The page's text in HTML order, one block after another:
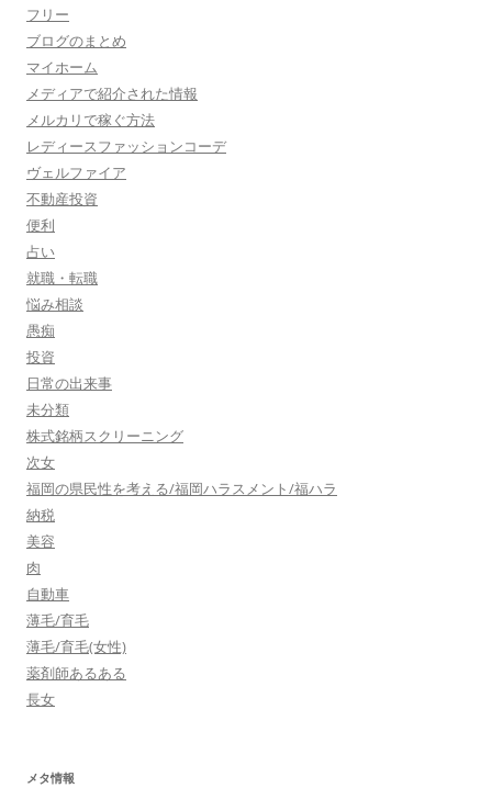
フリー
ブログのまとめ
マイホーム
メディアで紹介された情報
メルカリで稼ぐ方法
レディースファッションコーデ
ヴェルファイア
不動産投資
便利
占い
就職・転職
悩み相談
愚痴
投資
日常の出来事
未分類
株式銘柄スクリーニング
次女
福岡の県民性を考える/福岡ハラスメント/福ハラ
納税
美容
肉
自動車
薄毛/育毛
薄毛/育毛(女性)
薬剤師あるある
長女
メタ情報